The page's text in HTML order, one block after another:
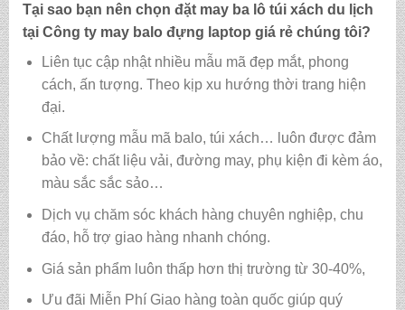
Tại sao bạn nên chọn đặt may ba lô túi xách du lịch
tại Công ty may balo đựng laptop giá rẻ chúng tôi?
Liên tục cập nhật nhiều mẫu mã đẹp mắt, phong
cách, ấn tượng. Theo kịp xu hướng thời trang hiện
đại.
Chất lượng mẫu mã balo, túi xách…
luôn được đảm
bảo về: chất liệu vải, đường may, phụ kiện đi kèm áo,
màu sắc sắc sảo…
Dịch vụ chăm sóc khách hàng chuyên nghiệp, chu
đáo, hỗ trợ giao hàng nhanh chóng.
Giá sản phẩm luôn thấp hơn thị trường từ 30-40%,
Ưu đãi Miễn Phí Giao hàng toàn quốc giúp quý